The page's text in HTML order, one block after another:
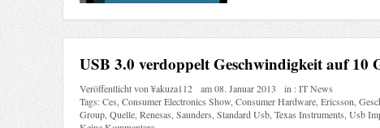
USB 3.0 verdoppelt Geschwindigkeit auf 10
Veröffentlicht von¥akuza112 am08. Januar 2013 in :IT News
Tags:Ces Consumer Electronics Show, Consumer Hardware, Ericsson
Group, Quelle, Renesas Saunders Standard Usb, Texas Instruments Usb